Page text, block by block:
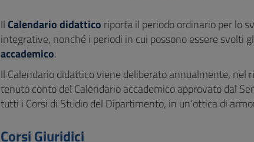
Il Calendario didattico riporta il periodo ordinario per lo
integrative, nonché i periodi in cui possono essere svolti
accademico.
Il Calendario didattico viene deliberato annualmente,
tenuto conto del Calendario accademico approvato dal
tutti i Corsi di Studio del Dipartimento, in un’ottica di
Corsi Giuridici